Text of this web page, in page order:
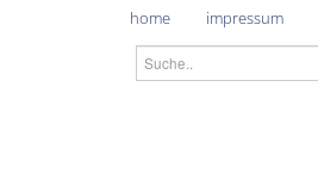
home impressum